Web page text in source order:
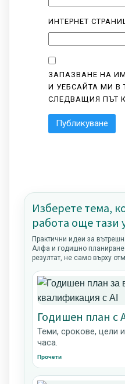
ИНТЕРНЕТ
ЗАПАЗВАНЕ НА
И УЕБСАЙТА МИ В
СЛЕДВАЩИЯ ПЪТ
Изберете тема,
работа още тази
Практични идеи за
Алфа и годишно
резултат, не само върху
Годишен план с
Теми, срокове, цели
часа.
Прочети